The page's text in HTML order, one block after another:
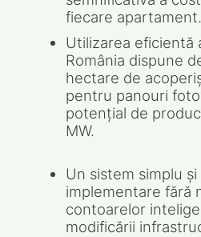
fiecare apartament.
Utilizarea eficientă
România dispune
hectare de
pentru panouri
potențial de
MW.
Un sistem simplu și
implementare fără
contoarelor
modificării